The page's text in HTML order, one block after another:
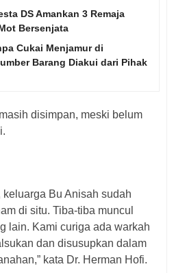
DS Amankan 3 Remaja
Bersenjata
Cukai Menjamur di
Barang Diakui dari Pihak
disimpan, meski belum
Bu Anisah sudah
di situ. Tiba-tiba muncul
lain. Kami curiga ada warkah
dan disusupkan dalam
kata Dr. Herman Hofi.